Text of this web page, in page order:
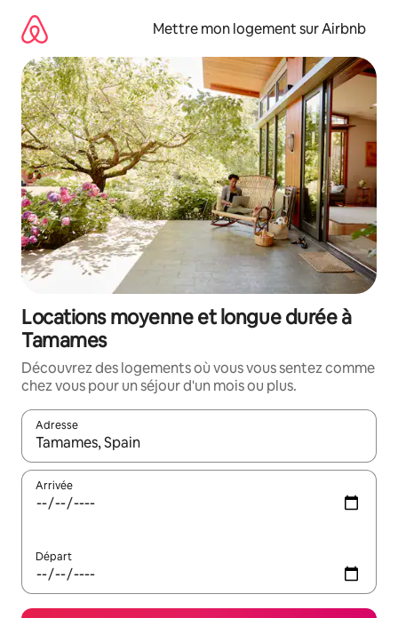
directement
contenu
Mettre mon logement sur Airbnb
Locations moyenne et longue durée à
Tamames
Découvrez des logements où vous vous sentez comme
chez vous pour un séjour d'un mois ou plus.
Adresse
Lorsque les résultats s'affichent, utilisez les flèches vers le
Arrivée
Départ